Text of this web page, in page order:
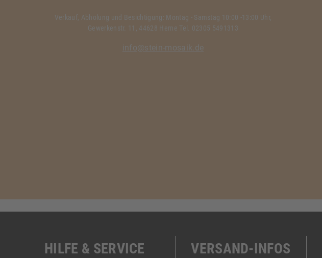
Verkauf, Abholung und Besichtigung: Montag - Samstag 10:00 -13:00 Uhr,
Gewerkenstr. 11, 44628 Herne Tel. 02305 5491313
info@stein-mosaik.de
HILFE & SERVICE VERSAND-INFOS